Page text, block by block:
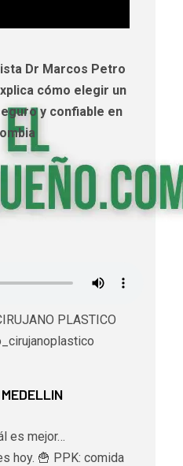
Dr Marcos Petro
cómo elegir un
y confiable en
PLASTICO
es mejor…
hoy. 🍟 PPK: comida